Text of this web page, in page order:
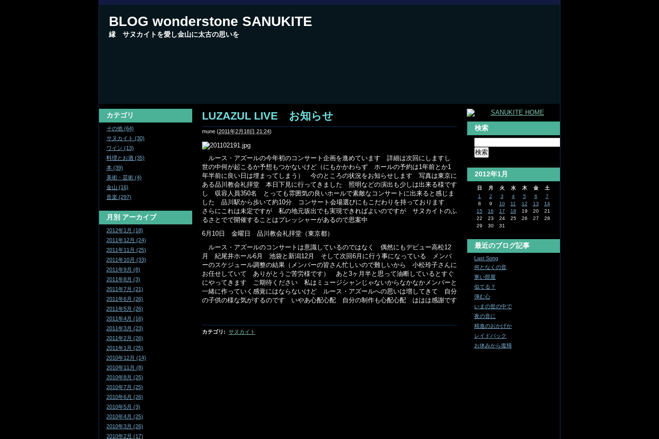
BLOG wonderstone SANUKITE
縁 サヌカイトを愛し金山に太古の思いを
LUZAZUL LIVE お知らせ
mune (2011年2月18日 21:24)
ルース・アズールの今年初のコンサート企画を進めています 詳細は次回にしますし
世の中何が起こるか予想もつかないけど（にもかかわらず ホールの予約は1年前とか1
年半前に良い日は埋まってしまう） 今のところの状況をお知らせします 写真は東京に
ある品川教会礼拝堂 本日下見に行ってきました 照明などの演出も少しは出来る様です
し 収容人員350名 とっても雰囲気の良いホールで素敵なコンサートに出来ると感じま
した 品川駅から歩いて約10分 コンサート会場選びにもこだわりを持っております
さらにこれは未定ですが 私の地元坂出でも実現できればよいのですが サヌカイトのふ
るさとでで開催することはプレッシャーがあるので思案中
6月10日 金曜日 品川教会礼拝堂（東京都）
ルース・アズールのコンサートは意識しているのではなく 偶然にもデビュー高松12
月 紀尾井ホール6月 池袋と新潟12月 そして次回6月に行う事になっている メンバ
ーのスケジュール調整の結果（メンバーの皆さん忙しいので難しいから 小松玲子さんに
お任せしていて ありがとうご苦労様です） あと3ヶ月半と思って油断しているとすぐ
にやってきます ご期待ください 私はミュージシャンじゃないからなかなかメンバーと
一緒に作っていく感覚にはならないけど ルース・アズールへの思いは増してきて 自分
の子供の様な気がするのです いやあ心配心配 自分の制作も心配心配 ははは感謝です
カテゴリ : サヌカイト
カテゴリ
その他 (64)
サヌカイト (30)
ワイン (13)
料理とお酒 (35)
本 (39)
美術・芸術 (4)
金山 (16)
音楽 (297)
月別 アーカイブ
2012年1月 (18)
2011年12月 (24)
2011年11月 (25)
2011年10月 (33)
2011年9月 (8)
2011年8月 (3)
2011年7月 (21)
2011年6月 (26)
2011年5月 (26)
2011年4月 (16)
2011年3月 (23)
2011年2月 (26)
2011年1月 (25)
2010年12月 (14)
2010年11月 (8)
2010年8月 (25)
2010年7月 (25)
2010年6月 (26)
2010年5月 (3)
2010年4月 (25)
2010年3月 (26)
2010年2月 (17)
検索
2012年1月
日 月 火 水 木 金
土
1
2 3 4 5 6
7
8
9 10 11 12 13
14
15
16 17 18 19 20
21
22
23 24 25 26 27
28
29
30 31
最近のブログ記事
Last Song
何となくの音
寒い部屋
似てる？
弾む心
いまの世の中で
夜の音に
精進のおかげか
レイドバック
お休みから復帰